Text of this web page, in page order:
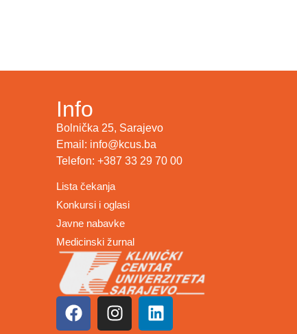
Info
Bolnička 25, Sarajevo
Email: info@kcus.ba
Telefon: +387 33 29 70 00
Lista čekanja
Konkursi i oglasi
Javne nabavke
Medicinski žurnal